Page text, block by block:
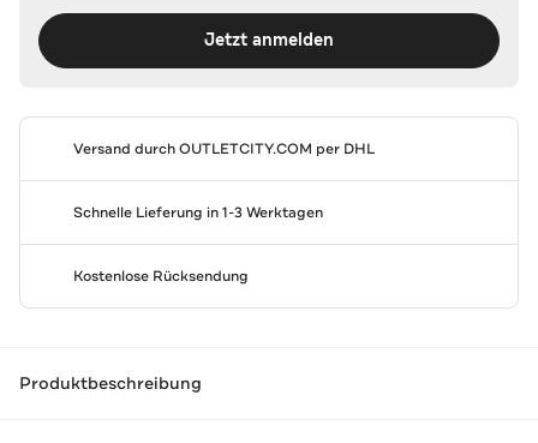
Jetzt anmelden
Versand durchOUTLETCITY.COM per DHL
Schnelle Lieferung in 1-3 Werktagen
Kostenlose Rücksendung
Produktbeschreibung